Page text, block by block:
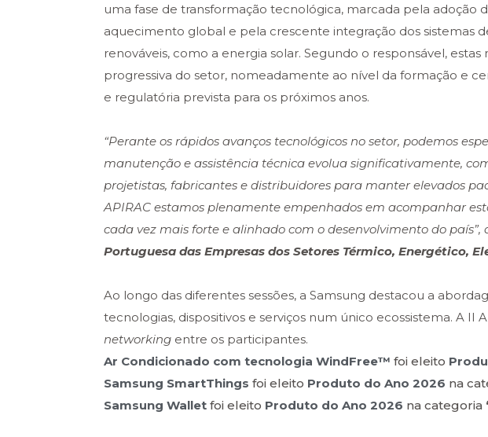
uma fase de transformação tecnológica, marcada pela adoção
aquecimento global e pela crescente integração dos sistemas
renováveis, como a energia solar. Segundo o responsável,
progressiva do setor, nomeadamente ao nível da formação e
e regulatória prevista para os próximos anos.
“Perante os rápidos avanços tecnológicos no setor, podemos
manutenção e assistência técnica evolua significativamente,
projetistas, fabricantes e distribuidores para manter elevados
APIRAC estamos plenamente empenhados em acompanhar
cada vez mais forte e alinhado com o desenvolvimento do país”,
Portuguesa das Empresas dos Setores Térmico, Energético,
Ao longo das diferentes sessões, a Samsung destacou a
tecnologias, dispositivos e serviços num único ecossistema. A
networking entre os participantes.
Ar Condicionado com tecnologia WindFree™ foi eleito
Samsung SmartThings foi eleito Produto do Ano 2026 na
Samsung Wallet foi eleito Produto do Ano 2026 na categoria